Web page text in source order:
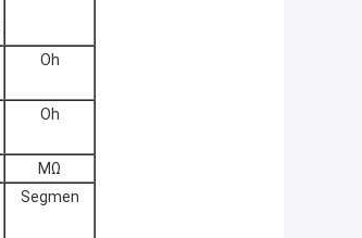
Oh
Oh
MΩ
Segmen